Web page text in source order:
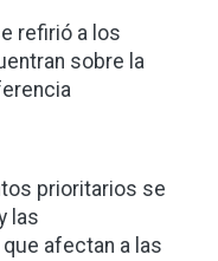
refirió a los
sobre la
prioritarios se
las
afectan a las